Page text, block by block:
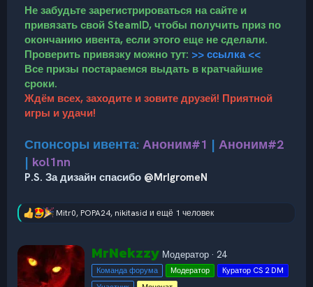
Не забудьте зарегистрироваться на сайте и
привязать свой SteamID, чтобы получить приз по
окончанию ивента, если этого еще не сделали.
Проверить привязку можно тут: >> ссылка <<
Все призы постараемся выдать в кратчайшие
сроки.
Ждём всех, заходите и зовите друзей! Приятной
игры и удачи!
Спонсоры ивента: Аноним#1 | Аноним#2
| kol1nn
P.S. За дизайн спасибо @MrIgromeN
Р
ц
и
и
Mitr0, POPA24, nikitasid и ещё 1 человек
А
в
т
MrNekzzy Модератор · 24
Команда форума Модератор
Куратор CS 2 DM